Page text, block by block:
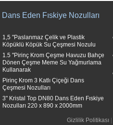
Dans Eden Fıskiye Nozulları
1,5 "Paslanmaz Çelik ve Plastik
Köpüklü Köpük Su Çeşmesi Nozulu
1.5 "Pirinç Krom Çeşme Havuzu Bahçe
Dönen Çeşme Meme Su Yağmurlama
Kullanarak
Pirinç Krom 3 Katlı Çiçeği Dans
Çeşmesi Nozulları
3" Kristal Top DN80 Dans Eden Fıskiye
Nozulları 220 x 890 x 2000mm
Gizlilik Politikası